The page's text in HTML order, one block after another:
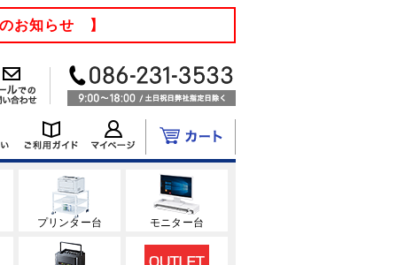
お知らせ 】
プリンター台 モニター台